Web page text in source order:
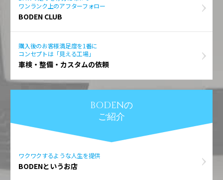
ワンランク上のアフターフォロー
BODEN CLUB
購入後のお客様満足度を1番に
コンセプトは「見える工場」
車検・整備・カスタムの依頼
BODENの
ご紹介
ワクワクするような人生を提供
BODENというお店